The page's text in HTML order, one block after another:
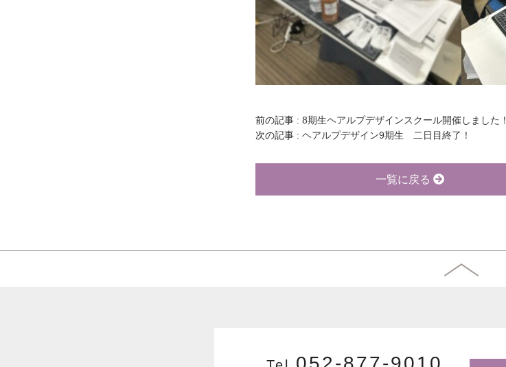
前の記事 : 8期生ヘアルプデザインスクール開催しました！
次の記事 : ヘアルプデザイン9期生 二日目終了！
一覧に戻る